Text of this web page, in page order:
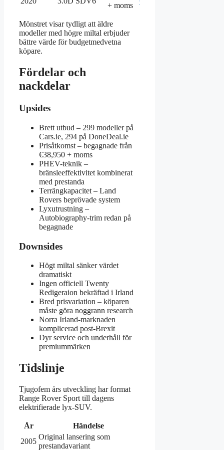
+ moms
Mönstret visar tydligt att äldre
modeller med högre miltal erbjuder
bättre värde för budgetmedvetna
köpare.
Fördelar och
nackdelar
Upsides
Brett utbud – 299 modeller på
Cars.ie, 294 på DoneDeal.ie
Prisåtkomst – begagnade från
€38,950 + moms
PHEV-teknik –
bränsleeffektivitet kombinerat
med prestanda
Terrängkapacitet – Land
Rovers beprövade system
Lyxutrustning –
Autobiography-trim redan på
begagnade
Downsides
Högt miltal sänker värdet
dramatiskt
Ingen officiell Twenty
Redigeraion bekräftad i Irland
Bred prisvariation – köparen
måste göra noggrann research
Norra Irland-marknaden
komplicerad post-Brexit
Dyr service och underhåll för
premiummärken
Tidslinje
Tjugofem års utveckling har format
Range Rover Sport till dagens
elektrifierade lyx-SUV.
År
Händelse
2005
Original lansering som
prestandavariant